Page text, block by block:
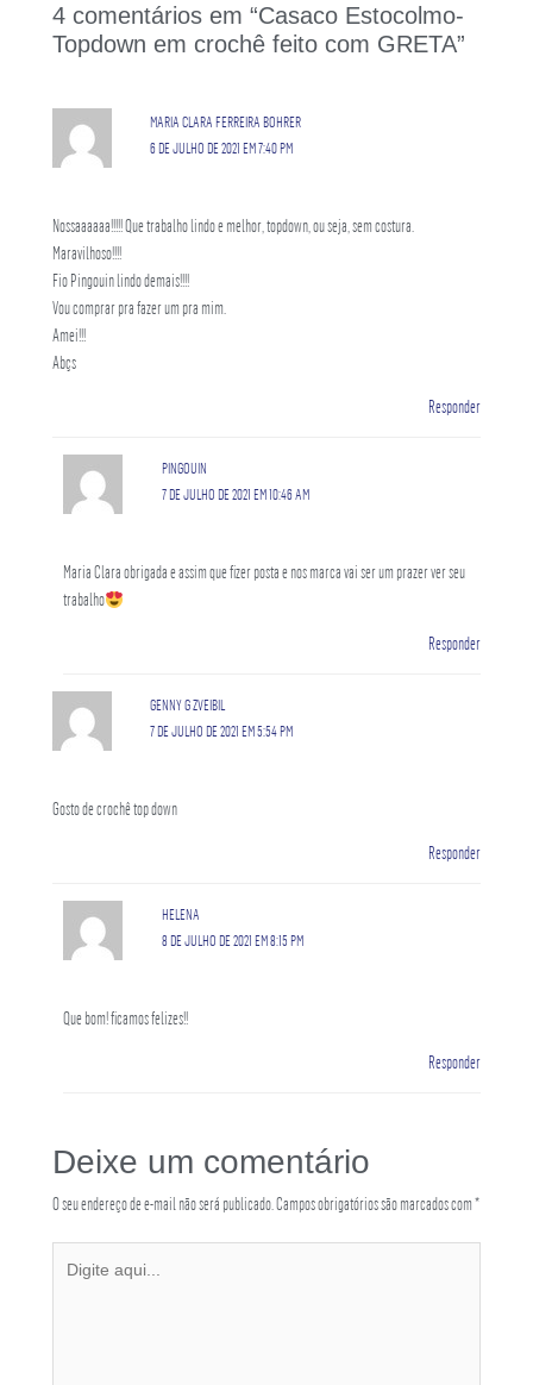
4 comentários em “Casaco Estocolmo-
Topdown em crochê feito com GRETA”
MARIA CLARA FERREIRA BOHRER
6 DE JULHO DE 2021 EM 7:40 PM
Nossaaaaaa!!!!! Que trabalho lindo e melhor, topdown, ou seja, sem costura.
Maravilhoso!!!!
Fio Pingouin lindo demais!!!!
Vou comprar pra fazer um pra mim.
Amei!!!
Abçs
Responder
PINGOUIN
7 DE JULHO DE 2021 EM 10:46 AM
Maria Clara obrigada e assim que fizer posta e nos marca vai ser um prazer ver seu
trabalho
Responder
GENNY G ZVEIBIL
7 DE JULHO DE 2021 EM 5:54 PM
Gosto de crochê top down
Responder
HELENA
8 DE JULHO DE 2021 EM 8:15 PM
Que bom! ficamos felizes!!
Responder
Deixe um comentário
O seu endereço de e-mail não será publicado.Campos obrigatórios são marcados com*